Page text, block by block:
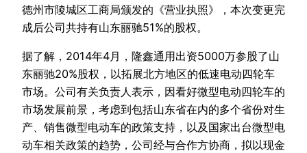
德州市陵城区工商局颁发的《营业执照》，本次变更完
成后公司共持有山东丽驰51%的股权。
据了解，2014年4月，隆鑫通用出资5000万参股了山
东丽驰20%股权，以拓展北方地区的低速电动四轮车
市场。公司有关负责人表示，因看好微型电动四轮车的
市场发展前景，考虑到包括山东省在内的多个省份对生
产、销售微型电动车的政策支持，以及国家出台微型电
动车相关政策的趋势，公司经与合作方协商，拟以现金